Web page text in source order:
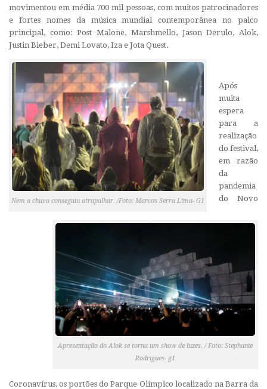
movimentou em média 700 mil pessoas, com muitos patrocinadores
e fortes nomes da música mundial contemporânea no palco
principal, como: Post Malone, Marshmello, Jason Derulo, Alok,
Justin Bieber, Demi Lovato, Iza e Jota Quest.
Nem a chuva conseguiu atrapalhar. /Foto: Marcos Serra Lima- G1
Apresentação do Alok se torna um show de luzes. / Foto: Stephanie
Rodrigues- g1
Após
muita
espera
para a
realização
do festival,
em razão
da
pandemia
do Novo
Coronavírus, os portões do Parque Olímpico localizado na Barra da